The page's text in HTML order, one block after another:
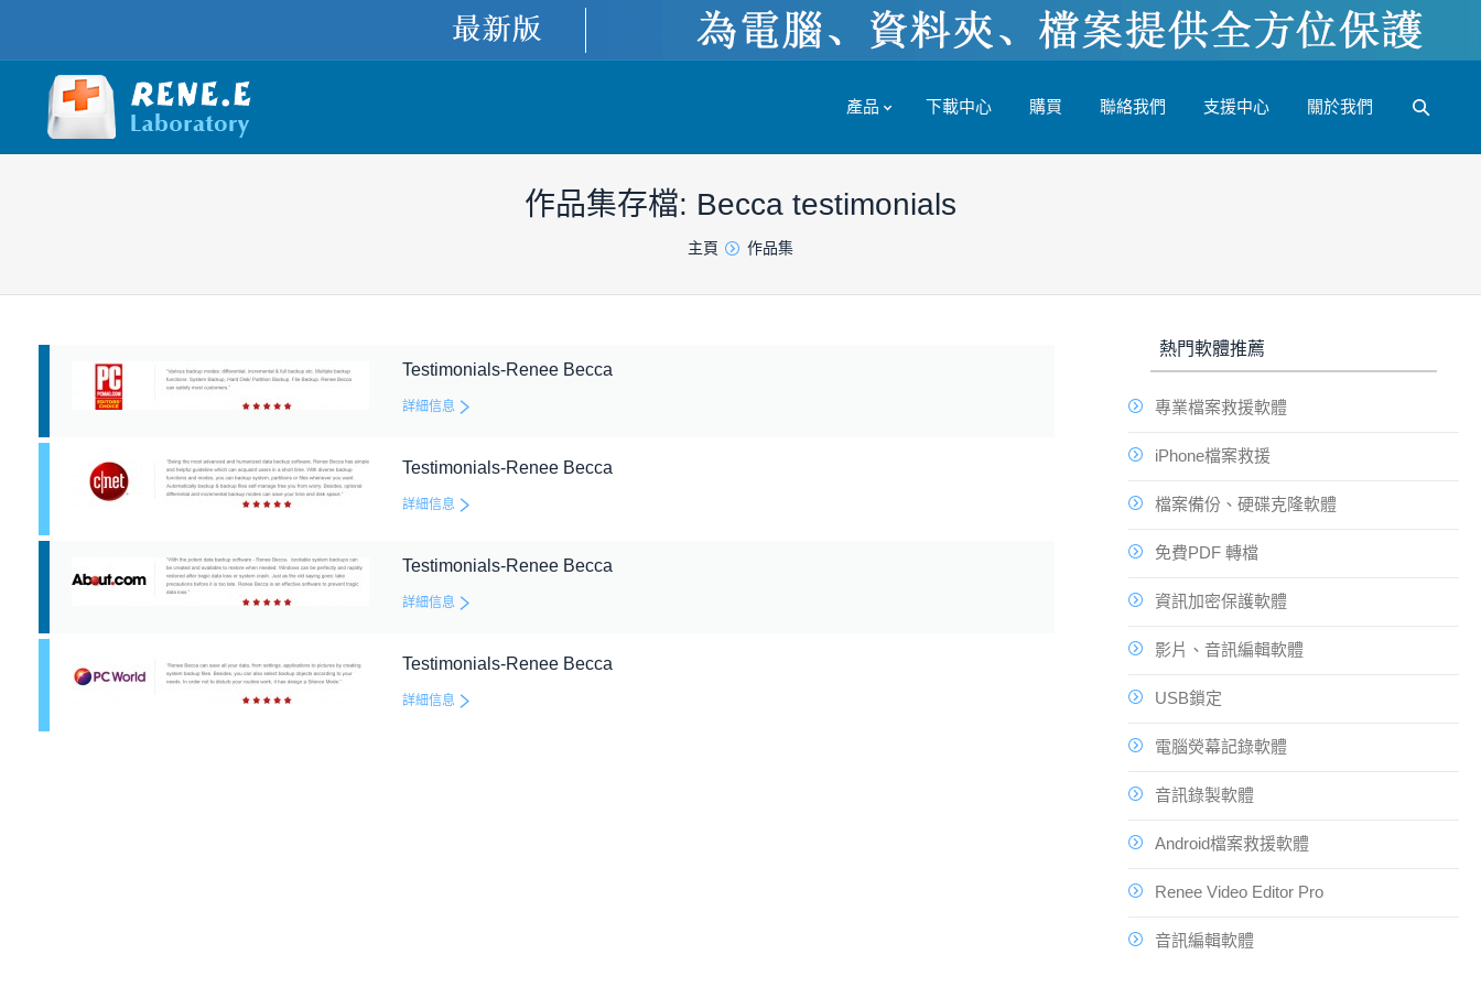
產品 下載中心 購買 聯絡我們 支援中心 關於我們
作品集存檔: Becca testimonials
主頁 作品集
Testimonials-Renee Becca
詳細信息
Testimonials-Renee Becca
詳細信息
Testimonials-Renee Becca
詳細信息
Testimonials-Renee Becca
詳細信息
熱門軟體推薦
專業檔案救援軟體
iPhone檔案救援
檔案備份、硬碟克隆軟體
免費PDF 轉檔
資訊加密保護軟體
影片、音訊編輯軟體
USB鎖定
電腦熒幕記錄軟體
音訊錄製軟體
Android檔案救援軟體
Renee Video Editor Pro
音訊編輯軟體